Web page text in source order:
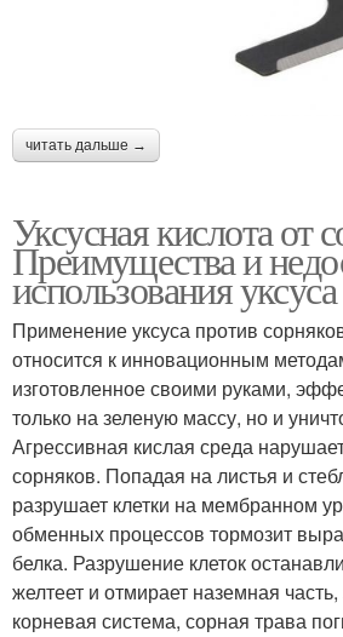
читать дальше →
Уксусная кислота от
Преимущества и
использования
Применение уксуса против
относится к инновационным
изготовленное своими руками,
только на зеленую массу, но и
Агрессивная кислая среда
сорняков. Попадая на листья и
разрушает клетки на мембранном
обменных процессов тормозит
белка. Разрушение клеток
желтеет и отмирает наземная
корневая система, сорная трава